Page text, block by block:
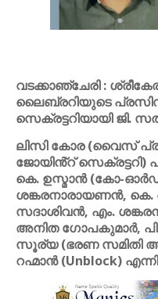
വടക്കാഞ്ചേരി :
ലൈബ്രറിയുടെ
സെക്രട്ടറിയായി
ലിസി കോര (വൈസ്
ജോയിൻ്റ്
കെ. ഉസ്മാൻ (കോ-
ശങ്കരനാരായണൻ, കെ.
സദാശിവൻ, എം.
അനിത ഗോപകുമാർ,
സൂര്യ (ഭരണ സമിതി
റഹ്മാൻ (Unblock)